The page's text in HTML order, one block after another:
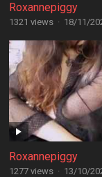
Roxannepiggy
1321 views · 18/11/
Roxannepiggy
1277 views · 13/10/